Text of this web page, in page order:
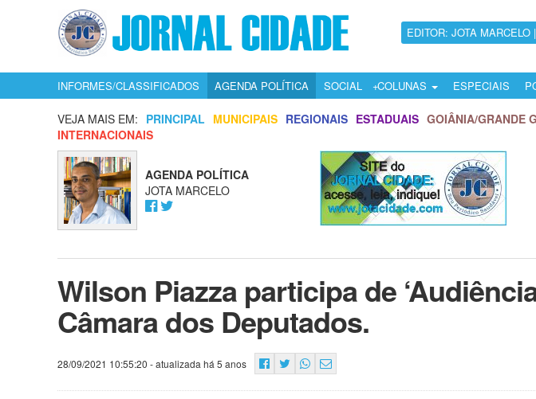
EDITOR: JOTA
INFORMES/CLASSIFICADOS AGENDA POLÍTICA SOCIAL COLUNAS ESPECIAIS
VEJA MAIS EM: PRINCIPAL MUNICIPAIS REGIONAIS ESTADUAIS GOIÂNIA/GRANDE
INTERNACIONAIS
AGENDA POLÍTICA
JOTA MARCELO
Wilson Piazza participa de
Câmara dos Deputados.
28/09/2021 10:55:20 - atualizada há 5 anos